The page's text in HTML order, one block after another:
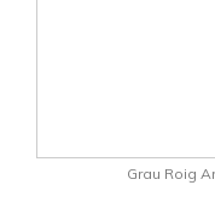
Grau Roig